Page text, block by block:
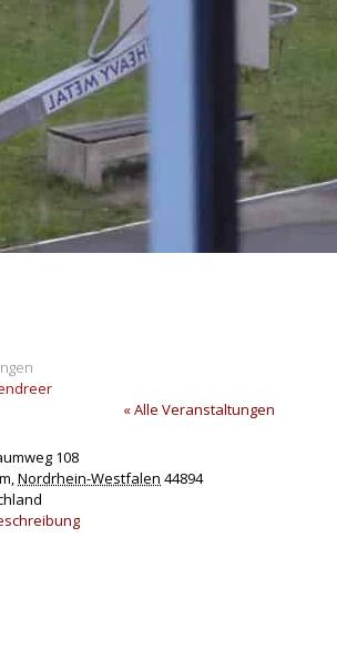
« Alle Veranstaltungen
108
,Nordrhein-Westfalen 44894